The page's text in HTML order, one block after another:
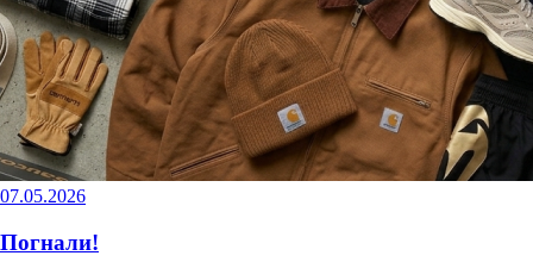
07.05.2026
Погнали!